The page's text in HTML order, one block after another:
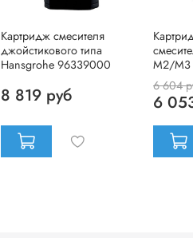
Картридж смесителя
джойстикового типа
Hansgrohe 96339000
8 819 руб
M2/
6 604
6